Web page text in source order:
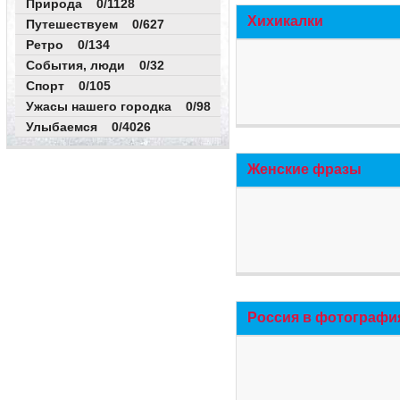
Природа 0/1128
Путешествуем 0/627
Ретро 0/134
События, люди 0/32
Спорт 0/105
Ужасы нашего городка 0/98
Улыбаемся 0/4026
Хихикалки
Женские фразы
Россия в